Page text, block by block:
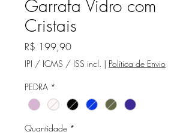
Garrafa Vidro com
Cristais
R$ 199,90Preço
IPI / ICMS / ISS incl. | Política de Envio
PEDRA *
Quantidade *